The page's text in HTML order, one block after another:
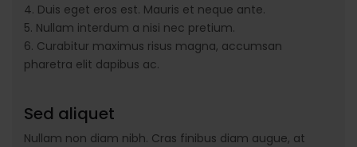
4. Duis eget eros est. Mauris et neque ante.
5. Nullam interdum a nisi nec pretium.
6. Curabitur maximus risus magna, accumsan
pharetra elit dapibus ac.
Sed aliquet
Nullam non diam nibh. Cras finibus diam augue, at